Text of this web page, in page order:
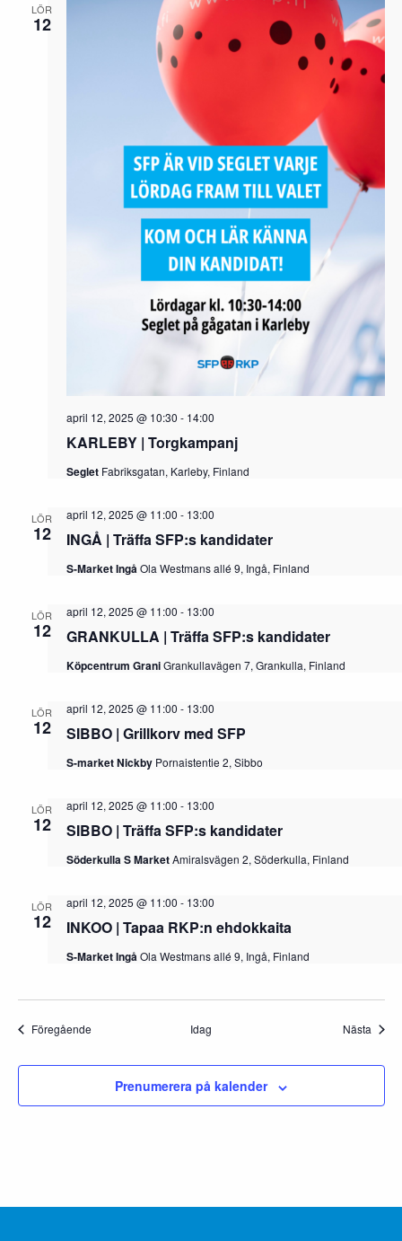
LÖR
12
KARLEBY | Torgkampanj
april 12, 2025 @ 10:30 - 14:00
Seglet Fabriksgatan, Karleby, Finland
LÖR
12 INGÅ | Träffa SFP:s kandidater
april 12, 2025 @ 11:00 - 13:00
S-Market IngåOla Westmans allé 9, Ingå, Finland
LÖR
12 GRANKULLA | Träffa SFP:s kandidater
april 12, 2025 @ 11:00 - 13:00
Köpcentrum GraniGrankullavägen 7, Grankulla, Finland
LÖR
12 SIBBO | Grillkorv med SFP
april 12, 2025 @ 11:00 - 13:00
S-market Nickby Pornaistentie 2, Sibbo
LÖR
12 SIBBO | Träffa SFP:s kandidater
april 12, 2025 @ 11:00 - 13:00
Söderkulla S MarketAmiralsvägen 2, Söderkulla, Finland
LÖR
12 INKOO | Tapaa RKP:n ehdokkaita
april 12, 2025 @ 11:00 - 13:00
S-Market IngåOla Westmans allé 9, Ingå, Finland
FöregåendeEvenemang Idag Nästa
Prenumerera på kalender